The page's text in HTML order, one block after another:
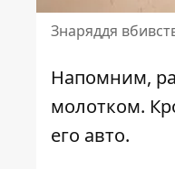
Знаряддя
Напомним,
молотком.
его авто.